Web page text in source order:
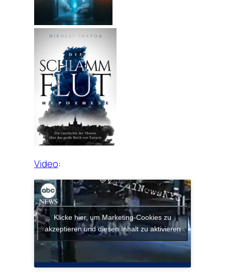
Video:
Klicke hier, um Marketing-Cookies zu
akzeptieren und diesen Inhalt zu aktivieren